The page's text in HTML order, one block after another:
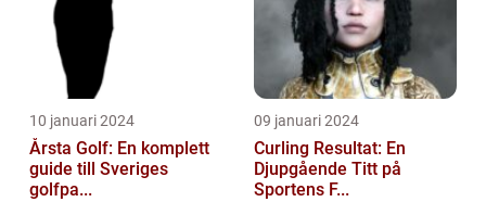
10 januari 2024
Årsta Golf: En komplett
guide till Sveriges
golfpa...
09 januari 2024
Curling Resultat: En
Djupgående Titt på
Sportens F...